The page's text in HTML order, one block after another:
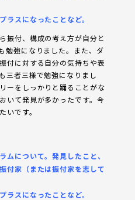
ラスになったことなど。
振付、構成の考え方が自分と
勉強になりました。また、ダ
付に対する自分の気持ちや表
三者三様で勉強になりまし
ーをしっかりと踊ることがな
いて発見が多かったです。今
いです。
ムについて。発見したこと、
付家（または振付家を志して
ラスになったことなど。